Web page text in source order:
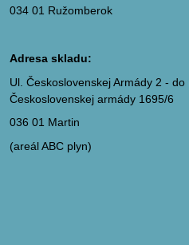
034 01 Ružomberok
Adresa skladu:
Ul. Československej Armády 2 -
Československej armády 1695/6
036 01 Martin
(areál ABC plyn)